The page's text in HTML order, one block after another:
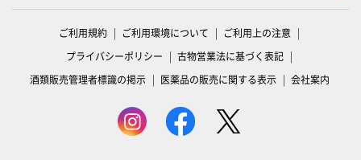
ご利用規約 ご利用環境について
ご利用上の注意
プライバシーポリシー
古物営業法に基づく表記
酒類販売管理者標識の掲示
医薬品の販売に関する表示 会社案内